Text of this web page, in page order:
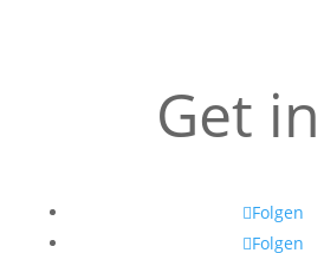
Get in
Folgen
Folgen